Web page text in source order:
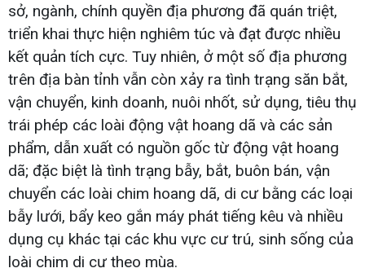
sở, ngành, chính quyền địa phương đã quán triệt,
triển khai thực hiện nghiêm túc và đạt được nhiều
kết quản tích cực. Tuy nhiên, ở một số địa phương
trên địa bàn tỉnh vẫn còn xảy ra tình trạng săn bắt,
vận chuyển, kinh doanh, nuôi nhốt, sử dụng, tiêu thụ
trái phép các loài động vật hoang dã và các sản
phẩm, dẫn xuất có nguồn gốc từ động vật hoang
dã; đặc biệt là tình trạng bẫy, bắt, buôn bán, vận
chuyển các loài chim hoang dã, di cư bằng các loại
bẫy lưới, bẩy keo gắn máy phát tiếng kêu và nhiều
dụng cụ khác tại các khu vực cư trú, sinh sống của
loài chim di cư theo mùa.